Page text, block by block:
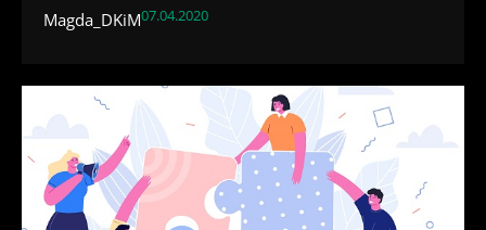
Magda_DKiM07.04.2020